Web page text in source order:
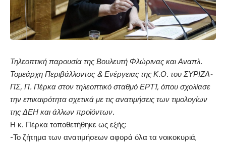
Τηλεοπτική παρουσία της Βουλευτή Φλώρινας και Αναπλ.
Τομεάρχη Περιβάλλοντος & Ενέργειας της Κ.Ο. του ΣΥΡΙΖΑ-
ΠΣ, Π. Πέρκα στον τηλεοπτικό σταθμό ΕΡΤ1, όπου σχολίασε
την επικαιρότητα σχετικά με τις ανατιμήσεις των τιμολογίων
της ΔΕΗ και άλλων προϊόντων.
Η κ. Πέρκα τοποθετήθηκε ως εξής:
-Το ζήτημα των ανατιμήσεων αφορά όλα τα νοικοκυριά,